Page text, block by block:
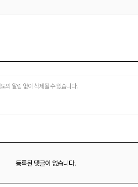
의 알림 없이 삭제될 수 있습니다.
등록된 댓글이 없습니다.